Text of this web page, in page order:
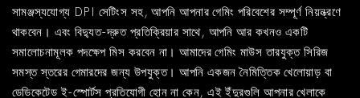
সামঞ্জস্যযোগ্য DPI সেটিংস সহ, আপনি আপনার গেমিং পরিবেশের সম্পূর্ণ নিয়ন্ত্রণে
থাকবেন। এবং বিদ্যুত-দ্রুত প্রতিক্রিয়ার সাথে, আপনি আর কখনও একটি
সমালোচনামূলক পদক্ষেপ মিস করবেন না। আমাদের গেমিং মাউস তারযুক্ত সিরিজ
সমস্ত স্তরের গেমারদের জন্য উপযুক্ত। আপনি একজন নৈমিত্তিক খেলোয়াড় বা
ডেডিকেটেড ই-স্পোর্টস প্রতিযোগী হোন না কেন, এই ইঁদুরগুলি আপনার খেলাকে